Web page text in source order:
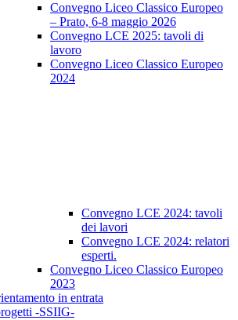
Convegno Liceo Classico Europeo
– Prato, 6-8 maggio 2026
Convegno LCE 2025: tavoli di
lavoro
Convegno Liceo Classico Europeo
2024
Convegno LCE 2024: tavoli
dei lavori
Convegno LCE 2024: relatori
esperti.
Convegno Liceo Classico Europeo
2023
in entrata
-SSIIG-